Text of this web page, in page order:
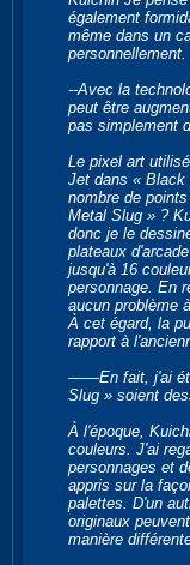
également
même dans un
personnellement.
--Avec la
peut être
pas simplement
Le pixel art
Jet dans « Black
nombre de
Metal Slug » ?
donc je le
plateaux
jusqu'à 16
personnage. En
aucun problème
À cet égard, la
rapport à
――En fait, j'ai
Slug » soient
À l'époque,
couleurs. J'ai
personnages et
appris sur la
palettes. D'un
originaux
manière